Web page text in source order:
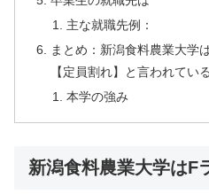
主な就職先例：
まとめ：新潟食料農業大学
【定員割れ】と言われてい
本学の強み
新潟食料農業大学はF